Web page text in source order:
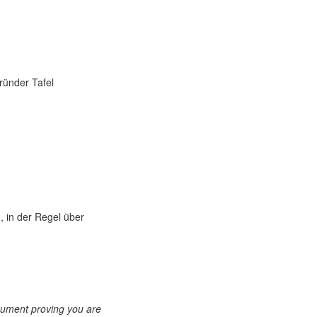
Tafel
in der Regel über
proving you are